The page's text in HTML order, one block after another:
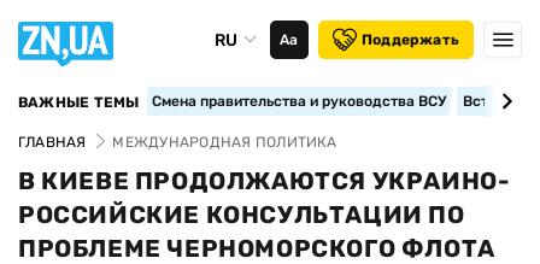
RU Аа Поддержать
ВАЖНЫЕ ТЕМЫ Смена правительства и руководства ВСУ
ГЛАВНАЯ МЕЖДУНАРОДНАЯ ПОЛИТИКА
В КИЕВЕ ПРОДОЛЖАЮТСЯ УКРАИНО-
РОССИЙСКИЕ КОНСУЛЬТАЦИИ ПО
ПРОБЛЕМЕ ЧЕРНОМОРСКОГО ФЛОТА